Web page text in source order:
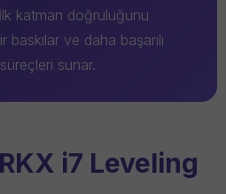
katman doğruluğunu
baskılar ve daha başarılı
sunar.
i7 Leveling